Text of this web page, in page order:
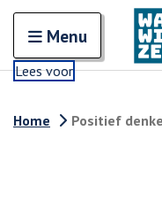
Open en sluit
Menu
Lees voor
Home Positief